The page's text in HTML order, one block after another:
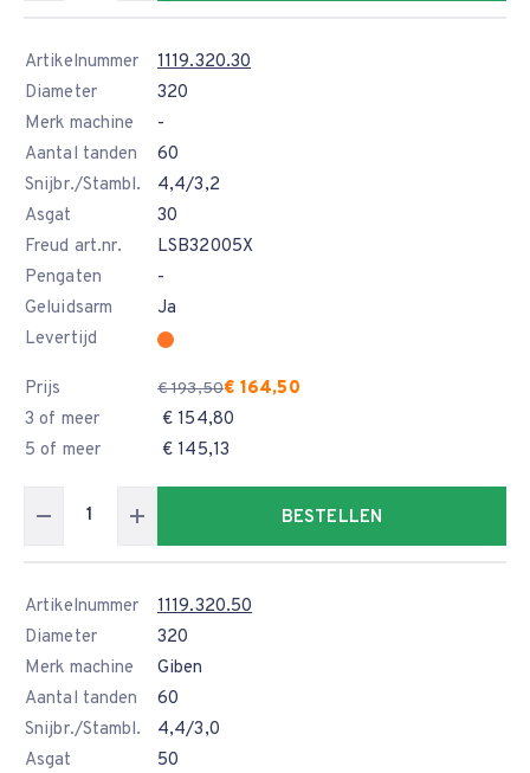
Artikelnummer
1119.320.30
Diameter
320
Merk machine
-
Aantal tanden
60
Snijbr./Stambl.
4,4/3,2
Asgat
30
Freud art.nr.
LSB32005X
Pengaten
-
Geluidsarm
Ja
Levertijd
Prijs € 193,50€ 164,50
3 of meer
€ 154,80
5 of meer
€ 145,13
BESTELLEN
Artikelnummer
1119.320.50
Diameter
320
Merk machine
Giben
Aantal tanden
60
Snijbr./Stambl.
4,4/3,0
Asgat
50